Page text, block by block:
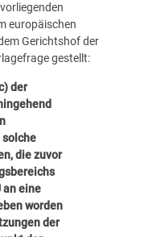
europäischen
Gerichtshof der
gestellt:
der
solche
die zuvor
an eine
worden
der